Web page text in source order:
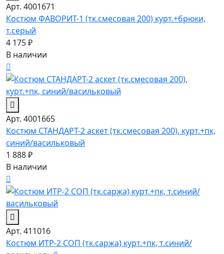
Арт. 4001671
Костюм ФАВОРИТ-1 (тк.смесовая 200) курт.+брюки,
т.серый
4 175 ₽
В наличии
Арт. 4001665
Костюм СТАНДАРТ-2 аскет (тк.смесовая 200), курт.+пк,
синий/васильковый
1 888 ₽
В наличии
Арт. 411016
Костюм ИТР-2 СОП (тк.саржа) курт.+пк, т.синий/